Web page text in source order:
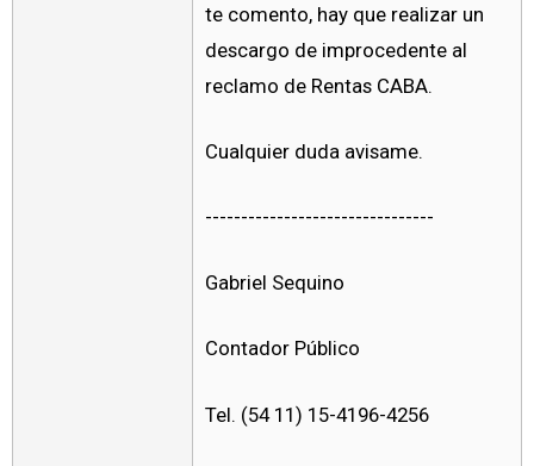
te comento, hay que realizar un
descargo de improcedente al
reclamo de Rentas CABA.
Cualquier duda avisame.
--------------------------------
Gabriel Sequino
Contador Público
Tel. (54 11) 15-4196-4256